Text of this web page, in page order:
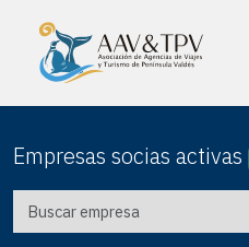
Empresas socias activas